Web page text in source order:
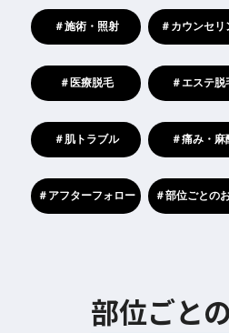
＃施術・照射 ＃カウンセリ
＃医療脱毛 ＃エステ脱
＃肌トラブル ＃痛み・麻
＃アフターフォロー ＃部位ごとの
部位ごと